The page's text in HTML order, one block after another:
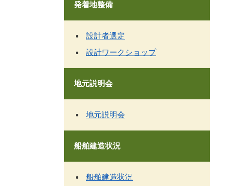
発着地整備
設計者選定
設計ワークショップ
地元説明会
地元説明会
船舶建造状況
船舶建造状況